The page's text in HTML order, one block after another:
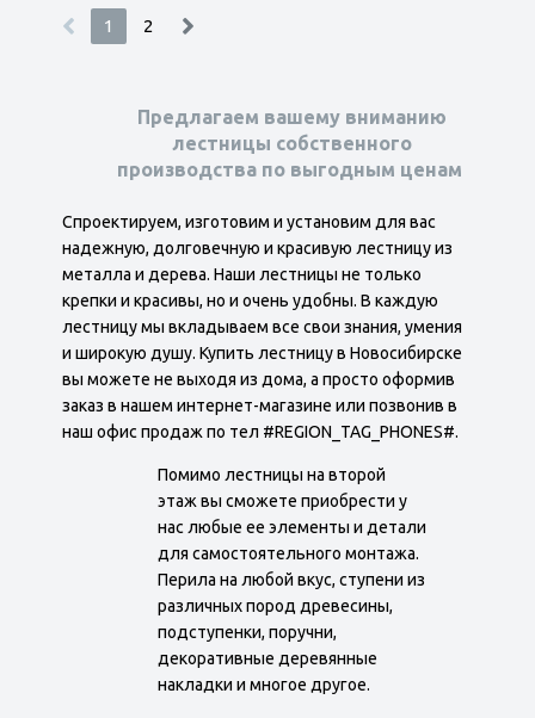
1 2
Предлагаем вашему вниманию
лестницы собственного
производства по выгодным ценам
Спроектируем, изготовим и установим для вас
надежную, долговечную и красивую лестницу из
металла и дерева. Наши лестницы не только
крепки и красивы, но и очень удобны. В каждую
лестницу мы вкладываем все свои знания, умения
и широкую душу. Купить лестницу в Новосибирске
вы можете не выходя из дома, а просто оформив
заказ в нашем интернет-магазине или позвонив в
наш офис продаж по тел #REGION_TAG_PHONES#.
Помимо лестницы на второй
этаж вы сможете приобрести у
нас любые ее элементы и детали
для самостоятельного монтажа.
Перила на любой вкус, ступени из
различных пород древесины,
подступенки, поручни,
декоративные деревянные
накладки и многое другое.